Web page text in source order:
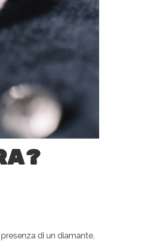
di un diamante,